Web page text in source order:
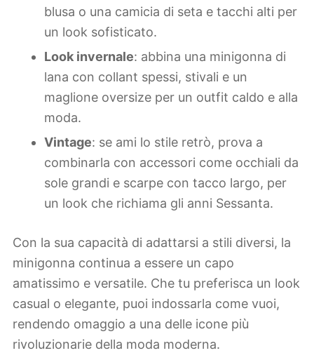
blusa o una camicia di seta e tacchi alti per
un look sofisticato.
Look invernale: abbina una minigonna di
lana con collant spessi, stivali e un
maglione oversize per un outfit caldo e alla
moda.
Vintage: se ami lo stile retrò, prova a
combinarla con accessori come occhiali da
sole grandi e scarpe con tacco largo, per
un look che richiama gli anni Sessanta.
Con la sua capacità di adattarsi a stili diversi, la
minigonna continua a essere un capo
amatissimo e versatile. Che tu preferisca un look
casual o elegante, puoi indossarla come vuoi,
rendendo omaggio a una delle icone più
rivoluzionarie della moda moderna.